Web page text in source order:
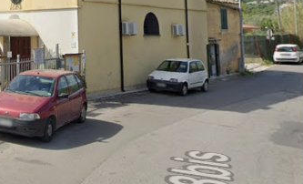
Scoperta piantagione di cannabis:
sequestrate 24 piante alte oltre
due metri
La piantagione è stata sequestrata a carico di
ignoti e le piante sono state estirpate